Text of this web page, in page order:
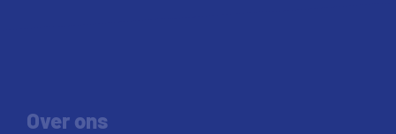
Over ons